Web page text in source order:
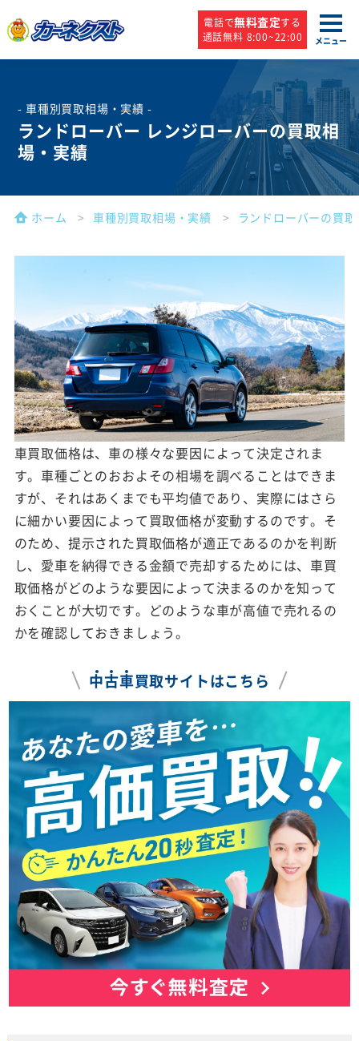
電話で無料査定する
通話無料 8:00~22:00
メニュー
- 車種別買取相場・実績 -
ランドローバー レンジローバーの買取相
場・実績
ホーム 車種別買取相場・実績 ランドローバーの買
車買取価格は、車の様々な要因によって決定されま
す。車種ごとのおおよその相場を調べることはできま
すが、それはあくまでも平均値であり、実際にはさら
に細かい要因によって買取価格が変動するのです。そ
のため、提示された買取価格が適正であるのかを判断
し、愛車を納得できる金額で売却するためには、車買
取価格がどのような要因によって決まるのかを知って
おくことが大切です。どのような車が高値で売れるの
かを確認しておきましょう。
中古車買取サイトはこちら